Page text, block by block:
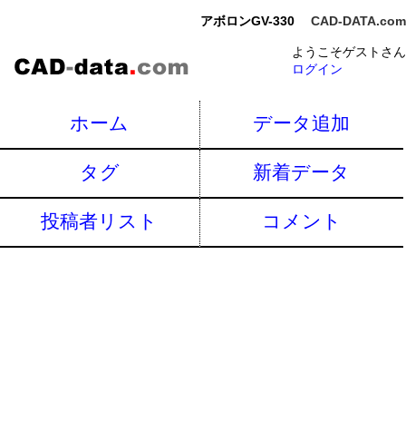
アボロンGV-330 CAD-DATA.com
ようこそゲストさん
ログイン
ホーム データ追加
タグ 新着データ
投稿者リスト コメント